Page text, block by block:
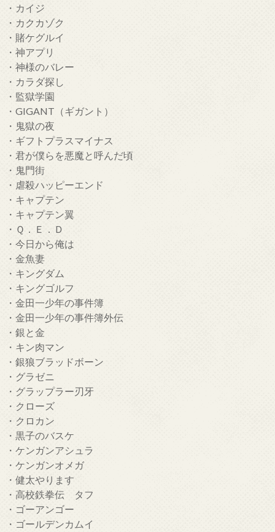
・カイジ
・カクカゾク
・賭ケグルイ
・神アプリ
・神様のバレー
・カラダ探し
・監獄学園
・GIGANT（ギガント）
・鬼獄の夜
・ギフトプラスマイナス
・君が僕らを悪魔と呼んだ頃
・鬼門街
・虐殺ハッピーエンド
・キャプテン
・キャプテン翼
・Ｑ．Ｅ．Ｄ
・今日から俺は
・金魚妻
・キングダム
・キングゴルフ
・金田一少年の事件簿
・金田一少年の事件簿外伝
・銀と金
・キン肉マン
・銀狼ブラッドボーン
・グラゼニ
・グラップラー刃牙
・クローズ
・クロカン
・黒子のバスケ
・ケンガンアシュラ
・ケンガンオメガ
・健太やります
・高校鉄拳伝 タフ
・ゴーアンゴー
・ゴールデンカムイ